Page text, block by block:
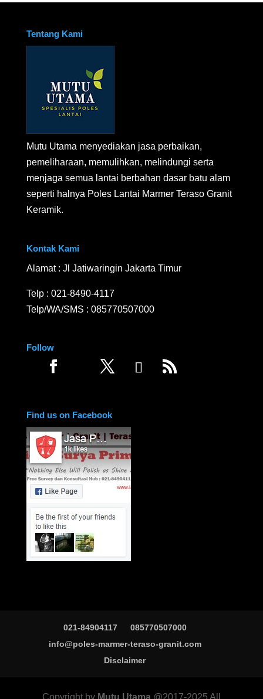
Tentang Kami
Mutu Utama menyediakan jasa perbaikan,
pemeliharaan, memulihkan, melindungi serta
menjaga semua lantai berbahan dasar batu alam
seperti halnya Poles Lantai Marmer Teraso Granit
Keramik.
Kontak Kami
Alamat : Jl Jatiwaringin Jakarta Timur
Telp : 021-8490-4117
Telp/WA/SMS : 085770507000
Follow
Find us on Facebook
021-84904117
085770507000
info@poles-marmer-teraso-granit.com
Disclaimer